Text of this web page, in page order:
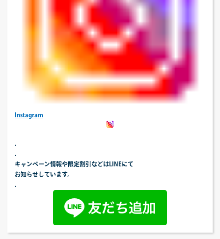
Instagram
.
.
キャンペーン情報や限定割引などはLINEにて
お知らせしています。
.